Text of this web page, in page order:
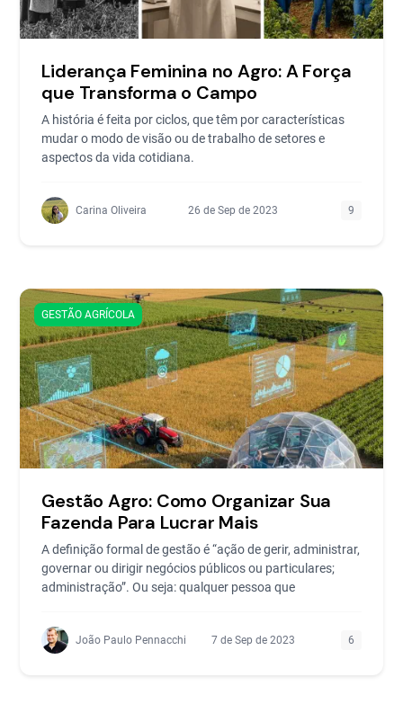
Liderança Feminina no Agro: A Força
que Transforma o Campo
A história é feita por ciclos, que têm por características
mudar o modo de visão ou de trabalho de setores e
aspectos da vida cotidiana.
Carina Oliveira 26 de Sep de 2023 9
GESTÃO AGRÍCOLA
Gestão Agro: Como Organizar Sua
Fazenda Para Lucrar Mais
A definição formal de gestão é “ação de gerir, administrar,
governar ou dirigir negócios públicos ou particulares;
administração”. Ou seja: qualquer pessoa que
João Paulo Pennacchi 7 de Sep de 2023 6